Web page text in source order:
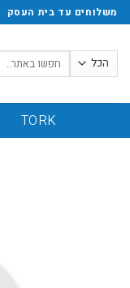
משלוחים עד בית העסק
TORK